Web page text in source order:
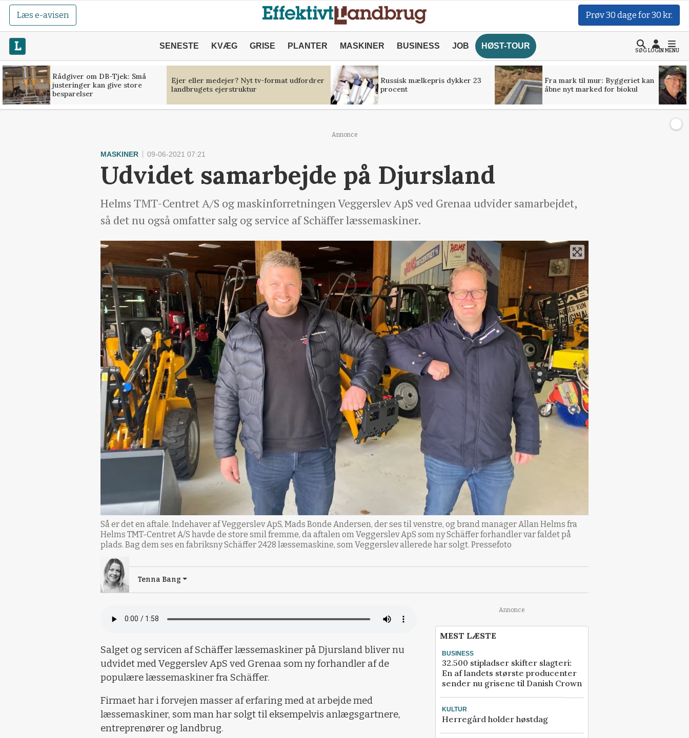
Læs e-avisen Prøv 30 dage for 30 kr.
SENESTE KVÆG GRISE PLANTER MASKINER BUSINESS JOB HØST-TOUR
SØGLOGINMENU
Rådgiver om DB-Tjek: Små
justeringer kan give store
besparelser
Ejer eller medejer? Nyt tv-format udfordrer
landbrugets ejerstruktur
Russisk mælkepris dykker 23
procent
Fra mark til mur: Byggeriet kan
åbne nyt marked for biokul
Annonce
MASKINER 09-06-2021 07:21
Udvidet samarbejde på Djursland
Helms TMT-Centret A/S og maskinforretningen Veggerslev ApS ved Grenaa udvider samarbejdet,
så det nu også omfatter salg og service af Schäffer læssemaskiner.
Så er det en aftale. Indehaver af Veggerslev ApS, Mads Bonde Andersen, der ses til venstre, og brand manager Allan Helms fra
Helms TMT-Centret A/S havde de store smil fremme, da aftalen om Veggerslev ApS som ny Schäffer forhandler var faldet på
plads. Bag dem ses en fabriksny Schäffer 2428 læssemaskine, som Veggerslev allerede har solgt. Pressefoto
Tenna Bang
Salget og servicen af Schäffer læssemaskiner på Djursland bliver nu
udvidet med Veggerslev ApS ved Grenaa som ny forhandler af de
populære læssemaskiner fra Schäffer.
Firmaet har i forvejen masser af erfaring med at arbejde med
læssemaskiner, som man har solgt til eksempelvis anlægsgartnere,
entreprenører og landbrug.
Annonce
MEST LÆSTE
BUSINESS
32.500 stipladser skifter slagteri:
En af landets største producenter
sender nu grisene til Danish Crown
KULTUR
Herregård holder høstdag